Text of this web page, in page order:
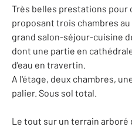
Très belles prestations pour
proposant trois chambres
grand salon-séjour-cuisine
dont une partie en
d'eau en travertin.
A l'étage, deux chambres,
palier. Sous sol total.
Le tout sur un terrain arboré